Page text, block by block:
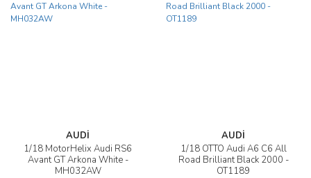
AUDİ
1/18 MotorHelix Audi RS6
Avant GT Arkona White -
MH032AW
AUDİ
1/18 OTTO Audi A6 C6 All
Road Brilliant Black 2000 -
OT1189